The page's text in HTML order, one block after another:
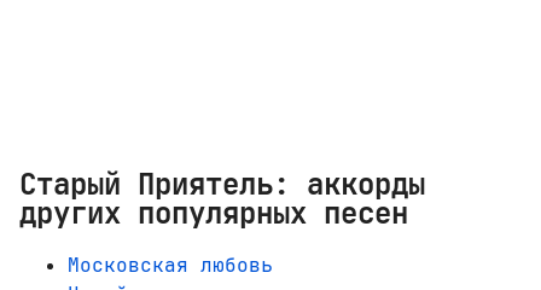
Старый Приятель: аккорды
других популярных песен
Московская любовь